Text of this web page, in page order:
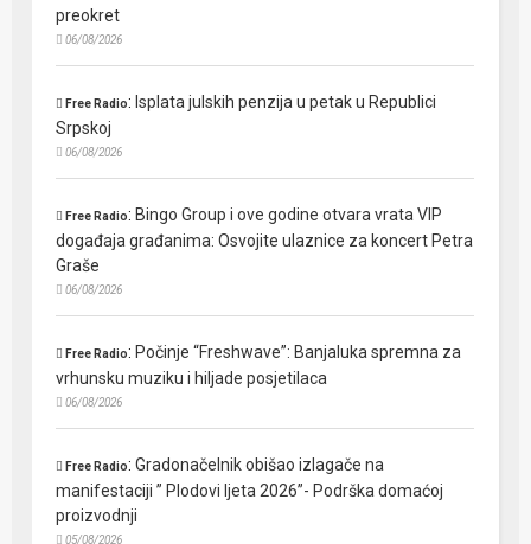
preokret
06/08/2026
Free Radio: Isplata julskih penzija u petak u Republici
Srpskoj
06/08/2026
Free Radio: Bingo Group i ove godine otvara vrata VIP
događaja građanima: Osvojite ulaznice za koncert Petra
Graše
06/08/2026
Free Radio: Počinje “Freshwave”: Banjaluka spremna za
vrhunsku muziku i hiljade posjetilaca
06/08/2026
Free Radio:Gradonačelnik obišao izlagače na
manifestaciji ” Plodovi ljeta 2026”- Podrška domaćoj
proizvodnji
05/08/2026